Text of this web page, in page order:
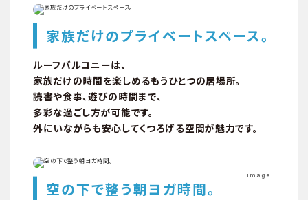
家族だけのプライベートスペース。
ルーフバルコニーは、
家族だけの時間を楽しめるもうひとつの居場所。
読書や食事、遊びの時間まで、
多彩な過ごし方が可能です。
外にいながらも安心してくつろげる空間が魅力です。
image
空の下で整う朝ヨガ時間。